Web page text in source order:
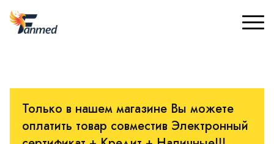
Только в нашем магазине Вы можете
оплатить товар совместив Электронный